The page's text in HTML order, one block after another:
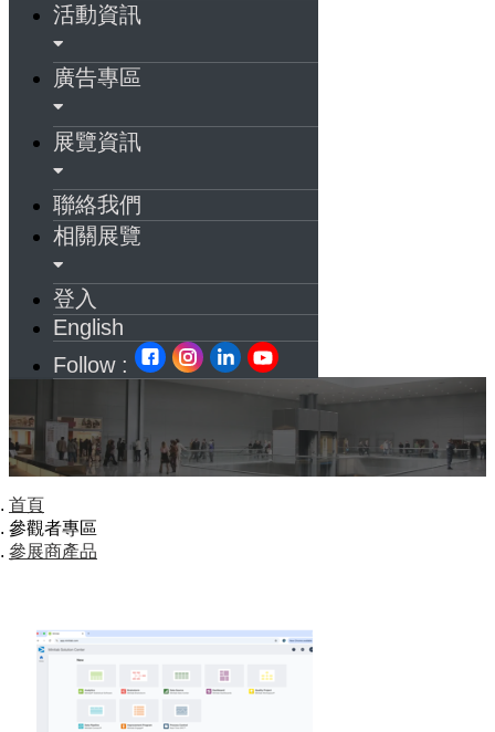
活動資訊
廣告專區
展覽資訊
聯絡我們
相關展覽
登入
English
Follow :
首頁
參觀者專區
參展商產品